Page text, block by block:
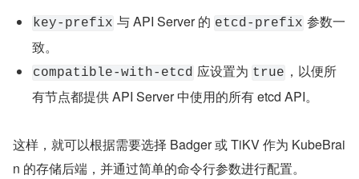
key-prefix 与 API Server 的 etcd-prefix 参数一
致。
compatible-with-etcd 应设置为 true ，以便所
有节点都提供 API Server 中使用的所有 etcd API。
这样，就可以根据需要选择 Badger 或 TiKV 作为 KubeBrai
n 的存储后端，并通过简单的命令行参数进行配置。